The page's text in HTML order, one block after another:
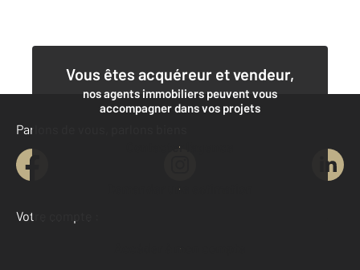
Vous êtes acquéreur et vendeur,
nos agents immobiliers peuvent vous
accompagner dans vos projets
Contacter l'agence
Demander une estimation
Parlons de vous, parlons biens
Votre compte :
Accéder à mon compte